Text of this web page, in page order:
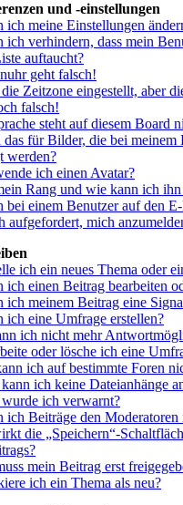
und -einstellungen
ich meine Einstellungen
ich verhindern, dass mein
auftaucht?
geht falsch!
Zeitzone eingestellt, aber
falsch!
steht auf diesem Board
das für Bilder, die bei meinem
werden?
ich einen Avatar?
Rang und wie kann ich ihn
bei einem Benutzer auf den
aufgefordert, mich
ich ein neues Thema oder
ich einen Beitrag bearbeiten
ich meinem Beitrag eine
ich eine Umfrage erstellen?
ich nicht mehr
oder lösche ich eine
ich auf bestimmte Foren
ich keine Dateianhänge
ich verwarnt?
ich Beiträge den Moderatoren
die „Speichern“-
mein Beitrag erst
ich ein Thema als neu?